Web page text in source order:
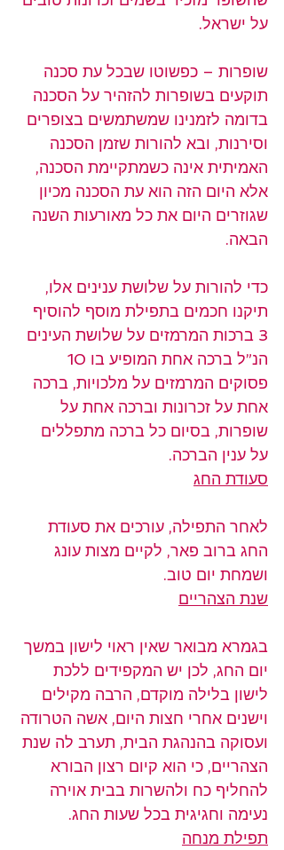
על ישראל.
שופרות – כפשוטו שבכל עת סכנה
תוקעים בשופרות להזהיר על הסכנה
בדומה לזמנינו שמשתמשים בצופרים
וסירנות, ובא להורות שזמן הסכנה
האמיתית אינה כשמתקיימת הסכנה,
אלא היום הזה הוא עת הסכנה מכיון
שגוזרים היום את כל מאורעות השנה
הבאה.
כדי להורות על שלושת ענינים אלו,
תיקנו חכמים בתפילת מוסף להוסיף
3 ברכות המרמזים על שלושת העינים
פסוקים המרמזים על מלכויות, ברכה
אחת על זכרונות וברכה אחת על
שופרות, בסיום כל ברכה מתפללים
על ענין הברכה.
סעודת החג
לאחר התפילה, עורכים את סעודת
החג ברוב פאר, לקיים מצות עונג
ושמחת יום טוב.
שנת הצהריים
בגמרא מבואר שאין ראוי לישון במשך
יום החג, לכן יש המקפידים ללכת
לישון בלילה מוקדם, הרבה מקילים
וישנים אחרי חצות היום, אשה הטרודה
ועסוקה בהנהגת הבית, תערב לה שנת
הצהריים, כי הוא קיום רצון הבורא
להחליף כח ולהשרות בבית אוירה
נעימה וחגיגית בכל שעות החג.
תפילת מנחה